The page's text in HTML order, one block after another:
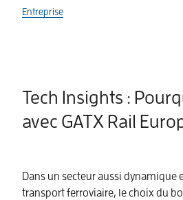
Entreprise
Tech Insights :
avec GATX Rail
Dans un secteur aussi dynamique
transport ferroviaire, le choix du